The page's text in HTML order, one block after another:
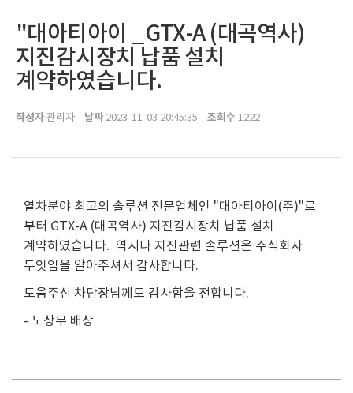
"대아티아이 _GTX-A (대곡역사)
지진감시장치 납품 설치
계약하였습니다.
작성자 관리자 날짜 2023-11-03 20:45:35 조회수 1222
열차분야 최고의 솔루션 전문업체인 "대아티아이(주)"로
부터 GTX-A (대곡역사) 지진감시장치 납품 설치
계약하였습니다. 역시나 지진관련 솔루션은 주식회사
두잇임을 알아주셔서 감사합니다.
도움주신 차단장님께도 감사함을 전합니다.
- 노상무 배상